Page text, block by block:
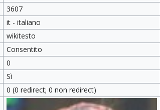
3607
it - italiano
wikitesto
Consentito
0
Sì
0 (0 redirect; 0 non redirect)